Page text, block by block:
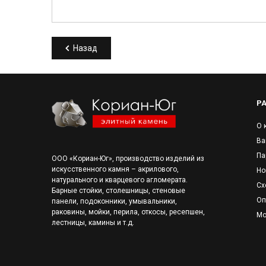
Назад
ООО «Кориан-Юг», производство изделий из
искусственного камня – акрилового,
натурального и кварцевого агломерата.
Барные стойки, столешницы, стеновые
панели, подоконники, умывальники,
раковины, мойки, перила, откосы, ресепшен,
лестницы, камины и т.д.
О